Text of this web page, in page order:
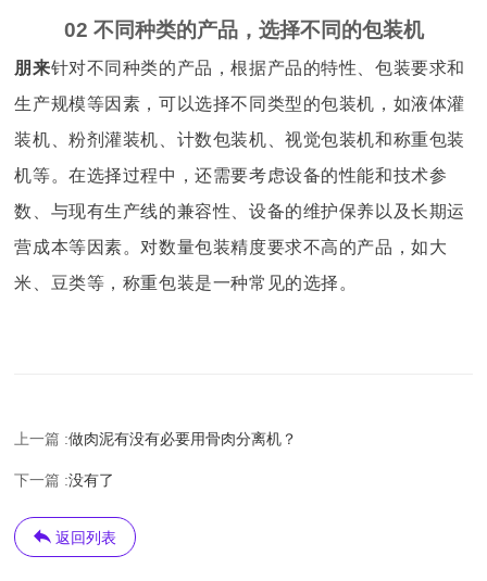
02 不同种类的产品，选择不同的包装机
朋来针对不同种类的产品，根据产品的特性、包装要求和
生产规模等因素，可以选择不同类型的包装机，如液体灌
装机、粉剂灌装机、计数包装机、视觉包装机和称重包装
机等。在选择过程中，还需要考虑设备的性能和技术参
数、与现有生产线的兼容性、设备的维护保养以及长期运
营成本等因素。对数量包装精度要求不高的产品，如大
米、豆类等，称重包装是一种常见的选择。
上一篇 :做肉泥有没有必要用骨肉分离机？
下一篇 :没有了
返回列表